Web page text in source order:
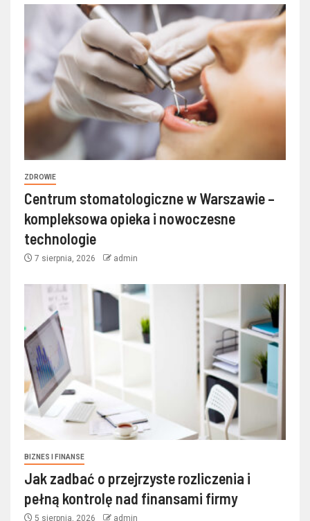
ZDROWIE
Centrum stomatologiczne w Warszawie –
kompleksowa opieka i nowoczesne
technologie
7 sierpnia, 2026 admin
BIZNES I FINANSE
Jak zadbać o przejrzyste rozliczenia i
pełną kontrolę nad finansami firmy
5 sierpnia, 2026 admin